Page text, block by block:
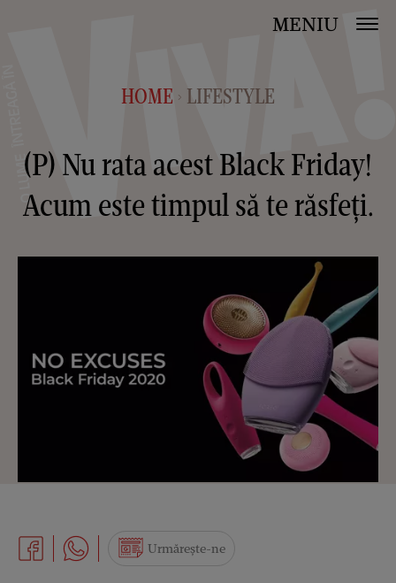
MENIU
HOME > LIFESTYLE
(P) Nu rata acest Black Friday!
Acum este timpul să te răsfeți.
Urmărește-ne